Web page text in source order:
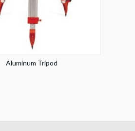
Aluminum Tripod